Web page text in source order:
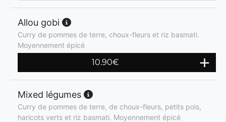
Allou gobi
Curry de pommes de terre, choux-fleurs et riz basmati.
Moyennement épicé
10.90€
Mixed légumes
Curry de pommes de terre, de choux-fleurs, petits pois,
haricots verts et riz basmati. Moyennement épicé